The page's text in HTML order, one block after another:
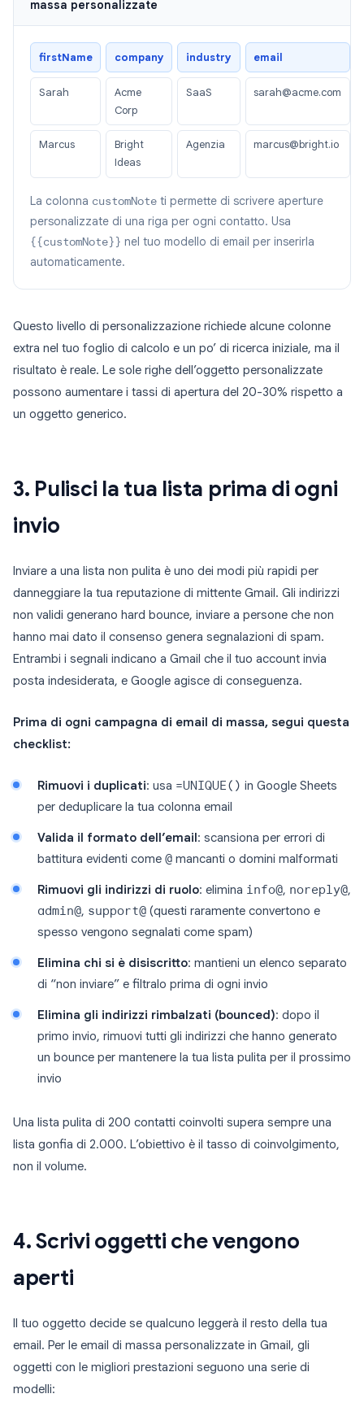
massa personalizzate
firstName company industry email
Sarah
Acme
Corp
SaaS sarah@acme.com
Marcus
Bright
Ideas
Agenzia marcus@bright.io
La colonna customNote ti permette di scrivere aperture
personalizzate di una riga per ogni contatto. Usa
{{customNote}} nel tuo modello di email per inserirla
automaticamente.
Questo livello di personalizzazione richiede alcune colonne
extra nel tuo foglio di calcolo e un po’ di ricerca iniziale, ma il
risultato è reale. Le sole righe dell’oggetto personalizzate
possono aumentare i tassi di apertura del 20-30% rispetto a
un oggetto generico.
3. Pulisci la tua lista prima di ogni
invio
Inviare a una lista non pulita è uno dei modi più rapidi per
danneggiare la tua reputazione di mittente Gmail. Gli indirizzi
non validi generano hard bounce, inviare a persone che non
hanno mai dato il consenso genera segnalazioni di spam.
Entrambi i segnali indicano a Gmail che il tuo account invia
posta indesiderata, e Google agisce di conseguenza.
Prima di ogni campagna di email di massa, segui questa
checklist:
Rimuovi i duplicati: usa =UNIQUE() in Google Sheets
per deduplicare la tua colonna email
Valida il formato dell’email: scansiona per errori di
battitura evidenti come @ mancanti o domini malformati
Rimuovi gli indirizzi di ruolo: elimina info@, noreply@,
admin@, support@ (questi raramente convertono e
spesso vengono segnalati come spam)
Elimina chi si è disiscritto: mantieni un elenco separato
di “non inviare” e filtralo prima di ogni invio
Elimina gli indirizzi rimbalzati (bounced): dopo il
primo invio, rimuovi tutti gli indirizzi che hanno generato
un bounce per mantenere la tua lista pulita per il prossimo
invio
Una lista pulita di 200 contatti coinvolti supera sempre una
lista gonfia di 2.000. L’obiettivo è il tasso di coinvolgimento,
non il volume.
4. Scrivi oggetti che vengono
aperti
Il tuo oggetto decide se qualcuno leggerà il resto della tua
email. Per le email di massa personalizzate in Gmail, gli
oggetti con le migliori prestazioni seguono una serie di
modelli: